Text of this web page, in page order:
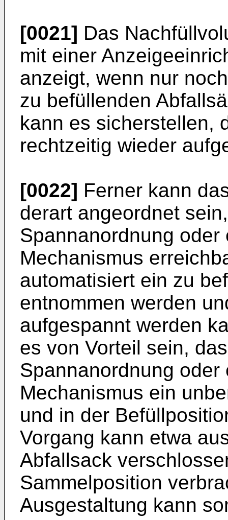
[0021] Das
mit einer
anzeigt, wenn nur
zu befüllenden
kann es sicherstellen,
rechtzeitig wieder
[0022] Ferner kann
derart angeordnet
Spannanordnung oder
Mechanismus
automatisiert ein zu
entnommen werden
aufgespannt werden
es von Vorteil sein,
Spannanordnung oder
Mechanismus ein
und in der
Vorgang kann etwa
Abfallsack
Sammelposition
Ausgestaltung kann